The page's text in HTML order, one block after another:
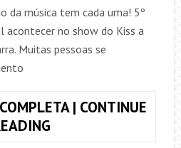
da música tem cada uma! 5º
acontecer no show do Kiss a
Muitas pessoas se
| CONTINUE
TOP